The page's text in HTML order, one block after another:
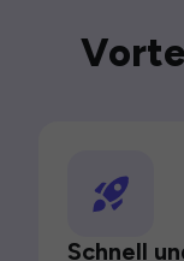
Schnell